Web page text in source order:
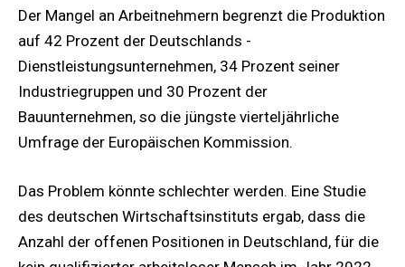
Der Mangel an Arbeitnehmern begrenzt die Produktion
auf 42 Prozent der Deutschlands -
Dienstleistungsunternehmen, 34 Prozent seiner
Industriegruppen und 30 Prozent der
Bauunternehmen, so die jüngste vierteljährliche
Umfrage der Europäischen Kommission.
Das Problem könnte schlechter werden. Eine Studie
des deutschen Wirtschaftsinstituts ergab, dass die
Anzahl der offenen Positionen in Deutschland, für die